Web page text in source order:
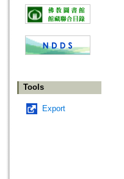
Tools
Export